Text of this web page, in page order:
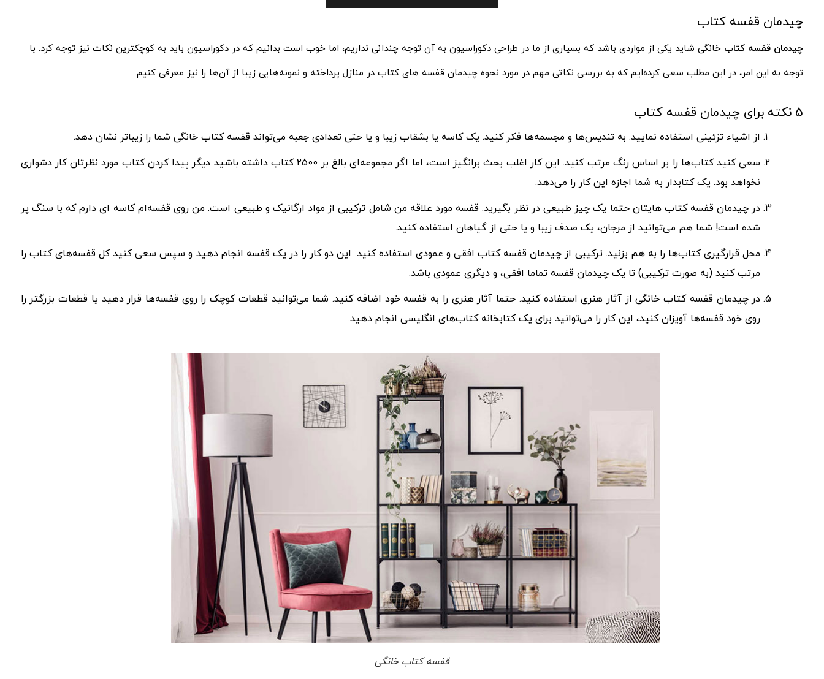
چیدمان قفسه کتاب
چیدمان قفسه کتاب خانگی شاید یکی از مواردی باشد که بسیاری از ما در طراحی دکوراسیون به آن توجه چندانی نداریم، اما خوب است بدانیم که در دکوراسیون باید به کوچکترین نکات نیز توجه کرد. با
توجه به این امر، در این مطلب سعی کرده‌ایم که به بررسی نکاتی مهم در مورد نحوه چیدمان قفسه‌ های کتاب در منازل پرداخته و نمونه‌هایی زیبا از آن‌ها را نیز معرفی کنیم.
5 نکته برای چیدمان قفسه کتاب
از اشیاء تزئینی استفاده نمایید. به تندیس‌ها و مجسمه‌ها فکر کنید. یک کاسه یا بشقاب زیبا و یا حتی تعدادی جعبه می‌تواند قفسه کتاب خانگی شما را زیباتر نشان دهد.
سعی کنید کتاب‌ها را بر اساس رنگ مرتب کنید. این کار اغلب بحث برانگیز است، اما اگر مجموعه‌ای بالغ بر 2500 کتاب داشته باشید دیگر پیدا کردن کتاب مورد نظرتان کار دشواری
نخواهد بود. یک کتابدار به شما اجازه این کار را می‌دهد.
در چیدمان قفسه کتاب‌ هایتان حتما یک چیز طبیعی در نظر بگیرید. قفسه مورد علاقه من شامل ترکیبی از مواد ارگانیک و طبیعی است. من روی قفسه‌ام کاسه‌ ای دارم که با سنگ پر
شده است! شما هم می‌توانید از مرجان، یک صدف زیبا و یا حتی از گیاهان استفاده کنید.
محل قرارگیری کتاب‌ها را به هم بزنید. ترکیبی از چیدمان قفسه کتاب افقی و عمودی استفاده کنید. این دو کار را در یک قفسه انجام دهید و سپس سعی کنید کل قفسه‌های کتاب را
مرتب کنید (به صورت ترکیبی) تا یک چیدمان قفسه تماما افقی، و دیگری عمودی باشد.
در چیدمان قفسه کتاب خانگی از آثار هنری استفاده کنید. حتما آثار هنری را به قفسه خود اضافه کنید. شما می‌توانید قطعات کوچک را روی قفسه‌ها قرار دهید یا قطعات بزرگتر را
روی خود قفسه‌ها آویزان کنید، این کار را می‌توانید برای یک کتابخانه کتاب‌های انگلیسی انجام دهید.
قفسه کتاب خانگی